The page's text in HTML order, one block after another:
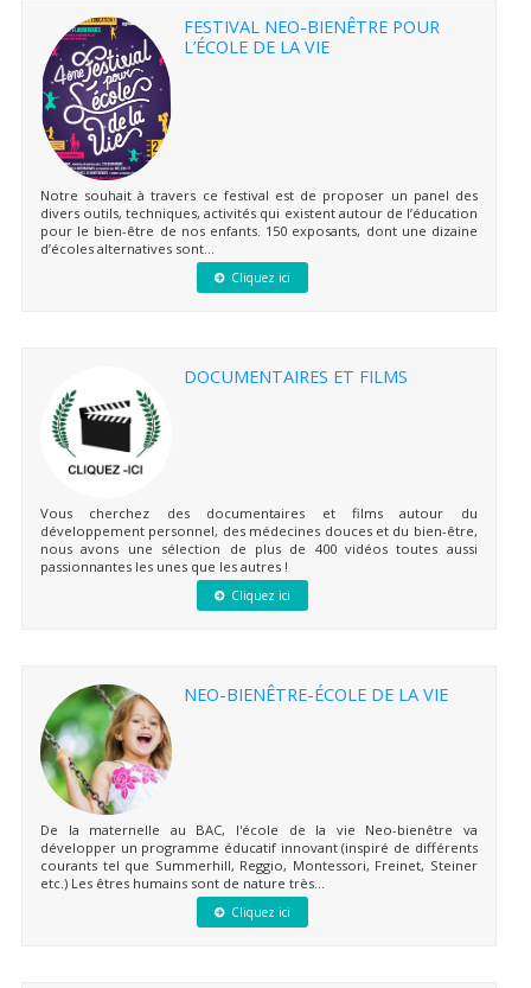
FESTIVAL NEO-BIENÊTRE POUR
L’ÉCOLE DE LA VIE
Notre souhait à travers ce festival est de proposer un panel des
divers outils, techniques, activités qui existent autour de l’éducation
pour le bien-être de nos enfants. 150 exposants, dont une dizaine
d’écoles alternatives sont...
Cliquez ici
DOCUMENTAIRES ET FILMS
Vous cherchez des documentaires et films autour du
développement personnel, des médecines douces et du bien-être,
nous avons une sélection de plus de 400 vidéos toutes aussi
passionnantes les unes que les autres !
Cliquez ici
NEO-BIENÊTRE-ÉCOLE DE LA VIE
De la maternelle au BAC, l'école de la vie Neo-bienêtre va
développer un programme éducatif innovant (inspiré de différents
courants tel que Summerhill, Reggio, Montessori, Freinet, Steiner
etc.) Les êtres humains sont de nature très...
Cliquez ici